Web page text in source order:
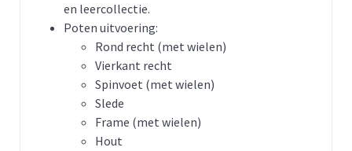
en leercollectie.
Poten uitvoering:
Rond recht (met wielen)
Vierkant recht
Spinvoet (met wielen)
Slede
Frame (met wielen)
Hout